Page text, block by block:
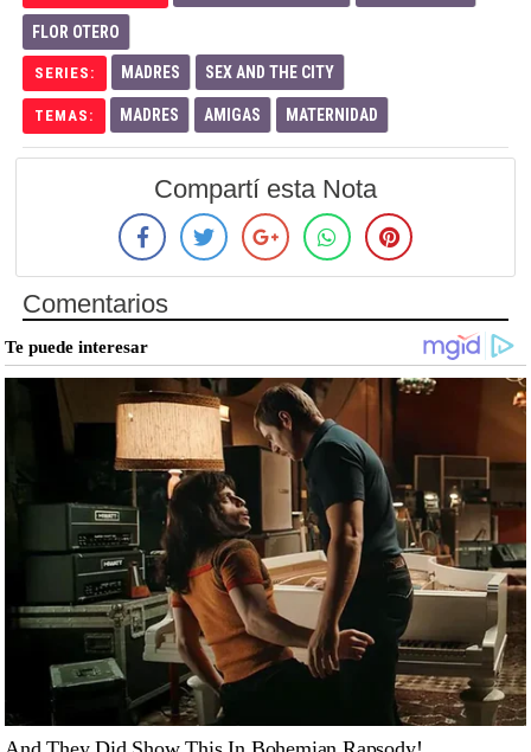
FLOR OTERO
SERIES: MADRES SEX AND THE CITY
TEMAS: MADRES AMIGAS MATERNIDAD
Compartí esta Nota
Comentarios